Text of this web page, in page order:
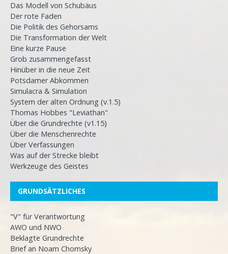
Das Modell von Schubäus
Der rote Faden
Die Politik des Gehorsams
Die Transformation der Welt
Eine kurze Pause
Grob zusammengefasst
Hinüber in die neue Zeit
Potsdamer Abkommen
Simulacra & Simulation
System der alten Ordnung (v.1.5)
Thomas Hobbes "Leviathan"
Über die Grundrechte (v1.15)
Über die Menschenrechte
Über Verfassungen
Was auf der Strecke bleibt
Werkzeuge des Geistes
GRUNDSÄTZLICHES
"V" für Verantwortung
AWO und NWO
Beklagte Grundrechte
Brief an Noam Chomsky